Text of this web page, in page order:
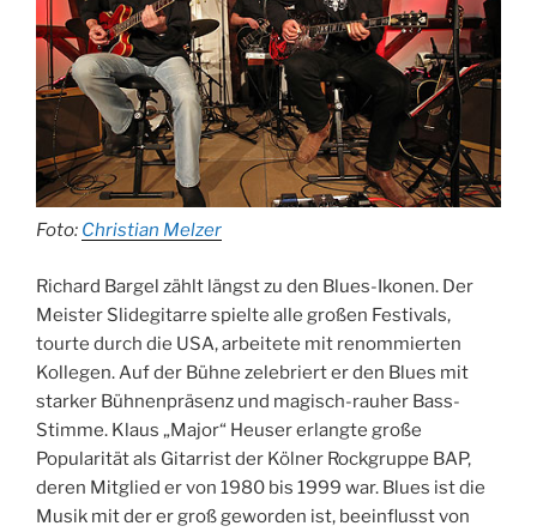
Foto: Christian Melzer
Richard Bargel zählt längst zu den Blues-Ikonen. Der
Meister Slidegitarre spielte alle großen Festivals,
tourte durch die USA, arbeitete mit renommierten
Kollegen. Auf der Bühne zelebriert er den Blues mit
starker Bühnenpräsenz und magisch-rauher Bass-
Stimme. Klaus „Major“ Heuser erlangte große
Popularität als Gitarrist der Kölner Rockgruppe BAP,
deren Mitglied er von 1980 bis 1999 war. Blues ist die
Musik mit der er groß geworden ist, beeinflusst von